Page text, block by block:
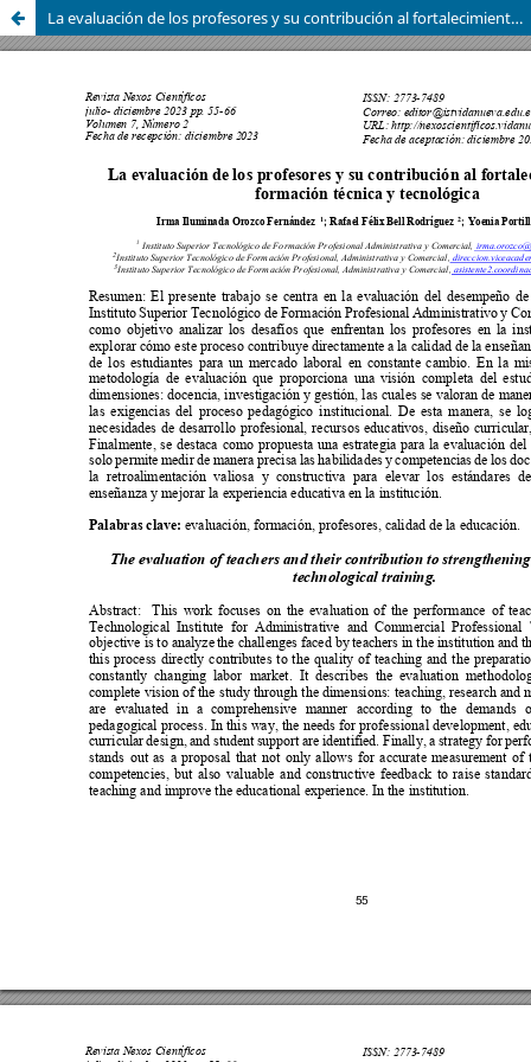
La evaluación de los profesores y su contribución al fortalecimiento de la formación técnica y tecnológica.